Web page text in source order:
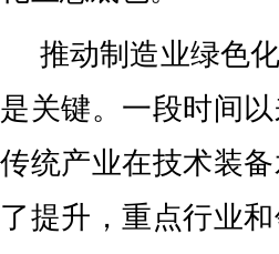
推动制造业绿色
是关键。一段时间
传统产业在技术装
了提升，重点行业